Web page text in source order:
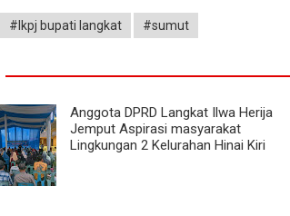
#lkpj bupati langkat #sumut
Anggota DPRD Langkat Ilwa Herija
Jemput Aspirasi masyarakat
Lingkungan 2 Kelurahan Hinai Kiri